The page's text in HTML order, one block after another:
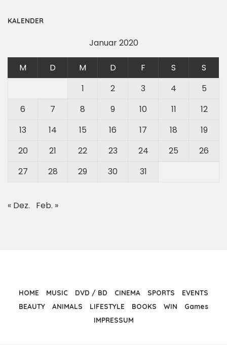
KALENDER
Januar 2020
M D M D F S
S
1
2 3 4
5
6
7 8 9 10 11
12
13
14 15 16 17 18
19
20
21 22 23 24 25
26
27
28 29 30 31
« Dez. Feb. »
HOME MUSIC DVD / BD CINEMA SPORTS
EVENTS
BEAUTY
ANIMALS LIFESTYLE BOOKS WIN
Games
IMPRESSUM